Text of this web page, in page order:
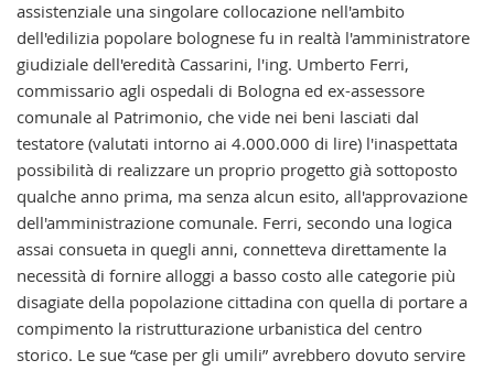
assistenziale una singolare collocazione nell'ambito
dell'edilizia popolare bolognese fu in realtà l'amministratore
giudiziale dell'eredità Cassarini, l'ing. Umberto Ferri,
commissario agli ospedali di Bologna ed ex-assessore
comunale al Patrimonio, che vide nei beni lasciati dal
testatore (valutati intorno ai 4.000.000 di lire) l'inaspettata
possibilità di realizzare un proprio progetto già sottoposto
qualche anno prima, ma senza alcun esito, all'approvazione
dell'amministrazione comunale. Ferri, secondo una logica
assai consueta in quegli anni, connetteva direttamente la
necessità di fornire alloggi a basso costo alle categorie più
disagiate della popolazione cittadina con quella di portare a
compimento la ristrutturazione urbanistica del centro
storico. Le sue “case per gli umili” avrebbero dovuto servire